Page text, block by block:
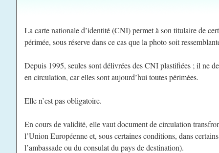
La carte nationale d’identité (CNI) permet à son titulaire de
périmée, sous réserve dans ce cas que la photo soit
Depuis 1995, seules sont délivrées des CNI plastifiées ; il ne
en circulation, car elles sont aujourd’hui toutes périmées.
Elle n’est pas obligatoire.
En cours de validité, elle vaut document de circulation
l’Union Européenne et, sous certaines conditions, dans
l’ambassade ou du consulat du pays de destination).